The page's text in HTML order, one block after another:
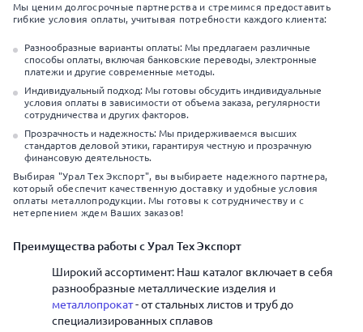
Мы ценим долгосрочные партнерства и стремимся предоставить
гибкие условия оплаты, учитывая потребности каждого клиента:
Разнообразные варианты оплаты: Мы предлагаем различные
способы оплаты, включая банковские переводы, электронные
платежи и другие современные методы.
Индивидуальный подход: Мы готовы обсудить индивидуальные
условия оплаты в зависимости от объема заказа, регулярности
сотрудничества и других факторов.
Прозрачность и надежность: Мы придерживаемся высших
стандартов деловой этики, гарантируя честную и прозрачную
финансовую деятельность.
Выбирая "Урал Тех Экспорт", вы выбираете надежного партнера,
который обеспечит качественную доставку и удобные условия
оплаты металлопродукции. Мы готовы к сотрудничеству и с
нетерпением ждем Ваших заказов!
Преимущества работы с Урал Тех Экспорт
Широкий ассортимент: Наш каталог включает в себя
разнообразные металлические изделия и
металлопрокат- от стальных листов и труб до
специализированных сплавов